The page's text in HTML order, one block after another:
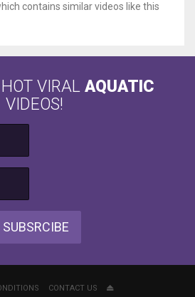
contains similar videos like this
VIRAL AQUATIC
VIDEOS!
SUBSRCIBE
CONTACT US